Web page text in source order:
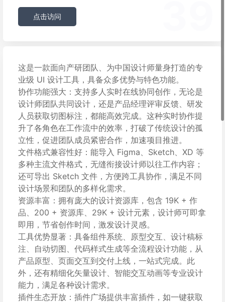
点击访问
这是一款面向产研团队、为中国设计师量身打造的专
业级 UI 设计工具，具备众多优势与特色功能。
协作功能强大：支持多人实时在线协同创作，无论是
设计师团队共同设计，还是产品经理评审反馈、研发
人员获取切图标注，都能高效完成。这种实时协作提
升了各角色在工作流中的效率，打破了传统设计的孤
立性，促进团队成员紧密合作，加速项目推进。
文件格式兼容性好：能导入 Figma、Sketch、XD 等
多种主流文件格式，无缝衔接设计师以往工作内容；
还可导出 Sketch 文件，方便跨工具协作，满足不同
设计场景和团队的多样化需求。
资源丰富：拥有庞大的设计资源库，包含 19K + 作
品、200 + 资源库、29K + 设计元素，设计师可即拿
即用，节省创作时间，激发设计灵感。
工具优势显著：具备组件系统、原型交互、设计稿标
注、自动切图、代码样式生成等全流程设计功能，从
产品原型、页面交互到交付上线，一站式完成。此
外，还有精细化矢量设计、智能交互动画等专业设计
能力，满足各种设计需求。
插件生态开放：插件广场提供丰富插件，如一键获取